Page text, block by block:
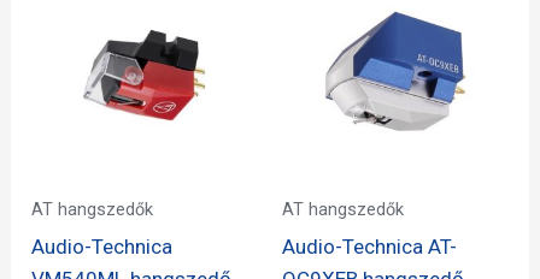
AT hangszedők
Audio-Technica
AT hangszedők
Audio-Technica AT-